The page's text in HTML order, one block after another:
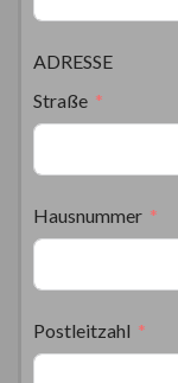
ADRESSE
Straße
Hausnummer
Postleitzahl